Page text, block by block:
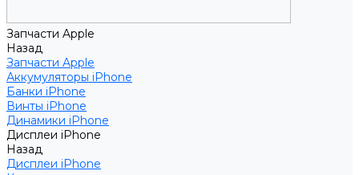
Запчасти Apple
Назад
Запчасти Apple
Аккумуляторы iPhone
Банки iPhone
Винты iPhone
Динамики iPhone
Дисплеи iPhone
Назад
Дисплеи iPhone